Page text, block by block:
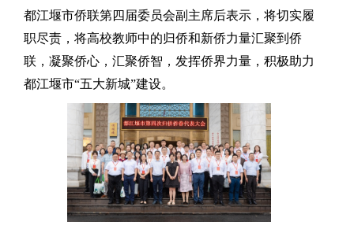
都江堰市侨联第四届委员会副主席后表示，将切实履
职尽责，将高校教师中的归侨和新侨力量汇聚到侨
联，凝聚侨心，汇聚侨智，发挥侨界力量，积极助力
都江堰市“五大新城”建设。